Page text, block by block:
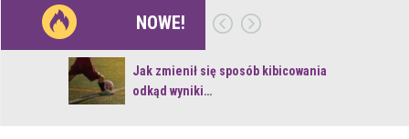
NOWE!
Jak zmienił się sposób kibicowania
odkąd wyniki…